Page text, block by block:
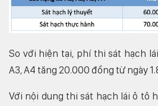
So với hiện tại, phí thi sát hạch
A3, A4 tăng 20.000 đồng từ ngày
Với nội dung thi sát hạch lái ô tô